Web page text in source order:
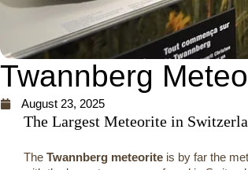
Twannberg
August 23, 2025
The Largest Meteorite in
The Twannberg meteorite is by far the